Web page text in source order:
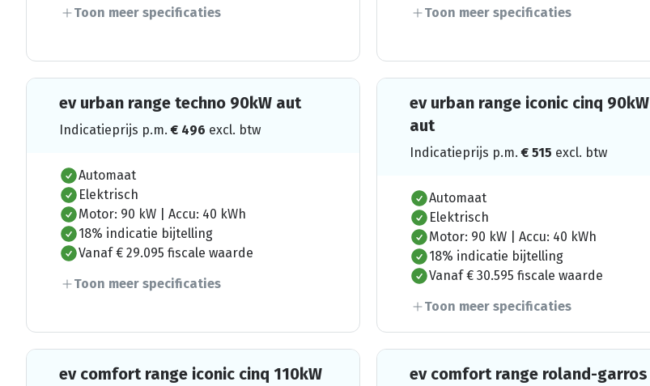
Toon meer specificaties
Toon meer specificaties
ev urban range techno 90kW aut
Indicatieprijs p.m.€ 496 excl. btw
Automaat
Elektrisch
Motor: 90 kW | Accu: 40 kWh
18% indicatie bijtelling
Vanaf € 29.095 fiscale waarde
Toon meer specificaties
ev urban range iconic cinq 90kW
aut
Indicatieprijs p.m.€ 515 excl. btw
Automaat
Elektrisch
Motor: 90 kW | Accu: 40 kWh
18% indicatie bijtelling
Vanaf € 30.595 fiscale waarde
Toon meer specificaties
ev comfort range iconic cinq 110kW
ev comfort range roland-garros